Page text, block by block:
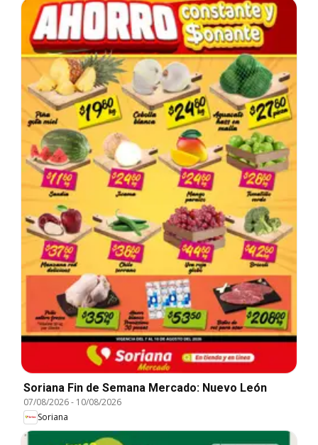
Soriana Fin de Semana Mercado: Nuevo León
07/08/2026- 10/08/2026
Soriana